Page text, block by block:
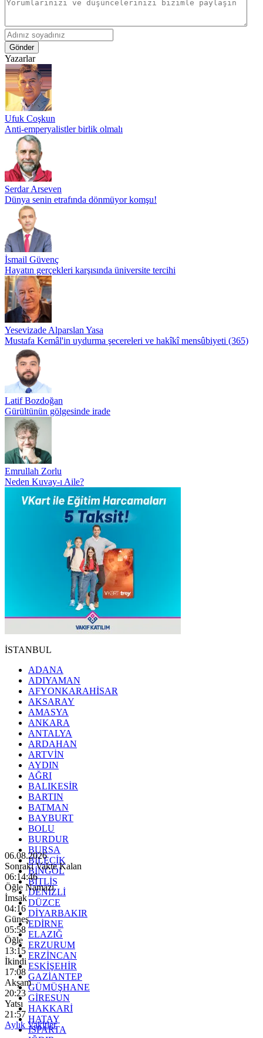
Gönder
Yazarlar
Ufuk Coşkun
Anti-emperyalistler birlik olmalı
Serdar Arseven
Dünya senin etrafında dönmüyor komşu!
İsmail Güvenç
Hayatın gerçekleri karşısında üniversite tercihi
Yesevizade Alparslan Yasa
Mustafa Kemâl'in uydurma şecereleri ve hakîkî mensûbiyeti (365)
Latif Bozdoğan
Gürültünün gölgesinde irade
Emrullah Zorlu
Neden Kuvay-ı Aile?
İSTANBUL
ADANA
ADIYAMAN
AFYONKARAHİSAR
AKSARAY
AMASYA
ANKARA
ANTALYA
ARDAHAN
ARTVİN
AYDIN
AĞRI
BALIKESİR
BARTIN
BATMAN
BAYBURT
BOLU
BURDUR
BURSA
BİLECİK
BİNGÖL
BİTLİS
DENİZLİ
DÜZCE
DİYARBAKIR
EDİRNE
ELAZIĞ
ERZURUM
ERZİNCAN
ESKİŞEHİR
GAZİANTEP
GÜMÜŞHANE
GİRESUN
HAKKARİ
HATAY
ISPARTA
06.08.2026
Sonraki Vakte Kalan
06:14:45
Öğle Namazı
İmsak
04:16
Güneş
05:58
Öğle
13:15
İkindi
17:08
Akşam
20:23
Yatsı
21:57
Aylık Vakitler